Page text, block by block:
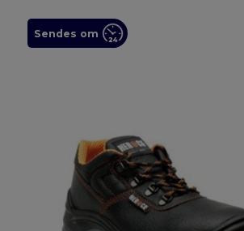
Sendes om